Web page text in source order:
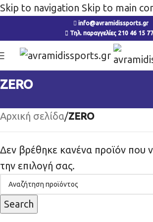
Skip to navigation Skip to main
info@avramidissports.gr
Τηλ. παραγγελίες 210 46 15
ZERO
Αρχική σελίδα/ZERO
Δεν βρέθηκε κανένα προϊόν που
την επιλογή σας.
Search